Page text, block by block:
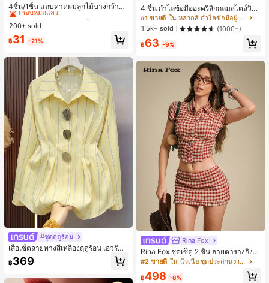
4ชิ้น/1ชิ้น แถบคาดผมลูกไม้บางกว้างยื
ดหยุ่นสำหรับผู้หญิง, แฟชั่นอเนกประสง
ค์พรีเมียมหรูหราสไตล์มินิมอล ผ้าพันคอ
เล็กๆ ห่วงผม อุปกรณ์เสริมผม, เหมาะสำ
หรับการออกไปข้างนอกประจำวัน, ลำล
อง, งานปาร์ตี้, การเดินทาง, การพักผ่อ
น, การมัดผม, การจัดทรงผม, การแต่งห
น้า, การจับคู่ชุด, อุปกรณ์เสริมประดับผ
เกือบหมดแล้ว!
#1 ขายดี
เกือบหมดแล้ว!
#1 ขายดี
เกือบหมดแล้ว!
#1 ขายดี
ใน ยางรัดผมแบบพื้นฐาน เครื่องประดับผมผู้หญิง
200+ sold
฿31 -21%
#ชุดฤดูร้อน
เสื้อเชิ้ตลายทางสีเหลืองฤดูร้อน เอวรัด
สไตล์ลำลองสำหรับเดินทางไปทำงาน ผ้
าฝ้ายผสม กระดุมหน้า เสื้ออเนกประสงค์
฿369
4 ชิ้น กำไลข้อมืออะคริลิกกลมสไตล์วินเ
ทจหรูหราสำหรับผู้หญิง, ดีไซน์เรียบง่าย
ทันสมัย, เหมาะสำหรับสวมใส่ในชีวิตปร
ะจำวันและโอกาสต่างๆ, ของขวัญสำหรั
บเธอ
#1 ขายดี
ใน หลากสี กำไลข้อมือผู้หญิง
1.5k+ sold
(1000+)
฿63 -9%
Rina Fox
Rina Fox ชุดเซ็ต 2 ชิ้น ลายตารางกิงแ
ฮมสีแดงสไตล์ฝรั่งเศสพิมพ์ลายดอกไม้ เ
สื้อครอปและกระโปรงมินิระบายเข้าชุด
#2 ขายดี ใน นัวเนีย ชุดประสานงานสตรี
฿498 -8%